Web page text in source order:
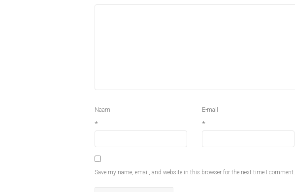
Naam
*
E-mail
*
Save my name, email, and website in this browser for the next time I comment.